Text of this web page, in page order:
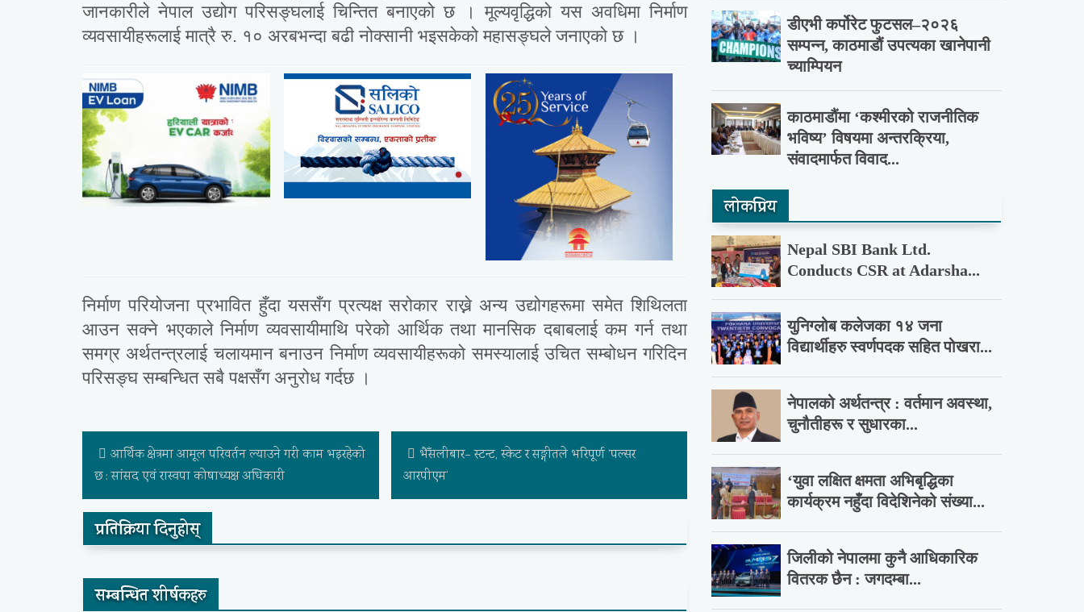
जानकारीले नेपाल उद्योग परिसङ्घलाई चिन्तित बनाएको छ । मूल्यवृद्धिको यस अवधिमा निर्माण
व्यवसायीहरूलाई मात्रै रु. १० अरबभन्दा बढी नोक्सानी भइसकेको महासङ्घले जनाएको छ ।
निर्माण परियोजना प्रभावित हुँदा यससँग प्रत्यक्ष सरोकार राख्ने अन्य उद्योगहरूमा समेत शिथिलता
आउन सक्ने भएकाले निर्माण व्यवसायीमाथि परेको आर्थिक तथा मानसिक दबाबलाई कम गर्न तथा
समग्र अर्थतन्त्रलाई चलायमान बनाउन निर्माण व्यवसायीहरूको समस्यालाई उचित सम्बोधन गरिदिन
परिसङ्घ सम्बन्धित सबै पक्षसँग अनुरोध गर्दछ ।
आर्थिक क्षेत्रमा आमूल परिवर्तन ल्याउने गरी काम भइरहेको
छ : सांसद एवं रास्वपा कोषाध्यक्ष अधिकारी
भैँसलीबार– स्टन्ट, स्केट र सङ्गीतले भरिपूर्ण ‘पल्सर
आरपीएम’
प्रतिक्रिया दिनुहोस्
सम्बन्धित शीर्षकहरु
डीएभी कर्पोरेट फुटसल–२०२६
सम्पन्न, काठमाडौं उपत्यका खानेपानी
च्याम्पियन
काठमाडौंमा ‘कश्मीरको राजनीतिक
भविष्य’ विषयमा अन्तरक्रिया,
संवादमार्फत विवाद...
लाेकप्रिय
Nepal SBI Bank Ltd.
Conducts CSR at Adarsha...
युनिग्लोब कलेजका १४ जना
विद्यार्थीहरु स्वर्णपदक सहित पोखरा...
नेपालको अर्थतन्त्र : वर्तमान अवस्था,
चुनौतीहरू र सुधारका...
‘युवा लक्षित क्षमता अभिबृद्धिका
कार्यक्रम नहुँदा विदेशिनेको संख्या...
जिलीको नेपालमा कुनै आधिकारिक
वितरक छैन : जगदम्बा...